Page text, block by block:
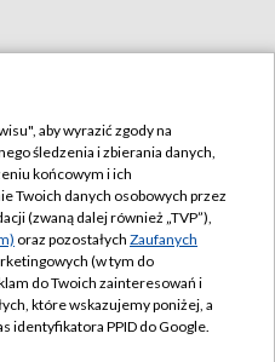
aby wyrazić zgody na
śledzenia i zbierania danych,
końcowym i ich
Twoich danych osobowych przez
(zwaną dalej również „TVP”),
oraz pozostałych Zaufanych
(w tym do
do Twoich zainteresowań i
które wskazujemy poniżej, a
identyfikatora PPID do Google.